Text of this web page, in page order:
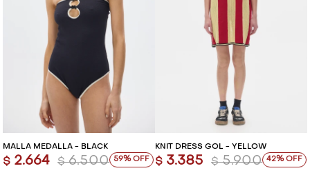
MALLA MEDALLA - BLACK
$ 2.664 $ 6.500 59
KNIT DRESS GOL - YELLOW
$ 3.385 $ 5.900 42